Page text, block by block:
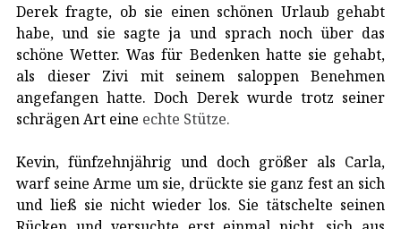
Derek fragte, ob sie einen schönen Urlaub gehabt
habe, und sie sagte ja und sprach noch über das
schöne Wetter. Was für Bedenken hatte sie gehabt,
als dieser Zivi mit seinem saloppen Benehmen
angefangen hatte. Doch Derek wurde trotz seiner
schrägen Art eine echte Stütze.
Kevin, fünfzehnjährig und doch größer als Carla,
warf seine Arme um sie, drückte sie ganz fest an sich
und ließ sie nicht wieder los. Sie tätschelte seinen